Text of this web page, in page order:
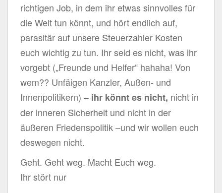
richtigen Job, in dem ihr etwas sinnvolles für
die Welt tun könnt, und hört endlich auf,
parasitär auf unsere Steuerzahler Kosten
euch wichtig zu tun. Ihr seid es nicht, was ihr
vorgebt („Freunde und Helfer“ hahaha! Von
wem?? Unfäigen Kanzler, Außen- und
Innenpolitikern) – ihr könnt es nicht, nicht in
der inneren Sicherheit und nicht in der
äußeren Friedenspolitik –und wir wollen euch
deswegen nicht.
Geht. Geht weg. Macht Euch weg.
Ihr stört nur